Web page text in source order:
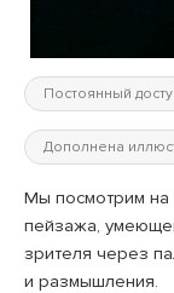
Постоянный
Дополнена
Мы посмотрим на
пейзажа,
зрителя через
и размышления.